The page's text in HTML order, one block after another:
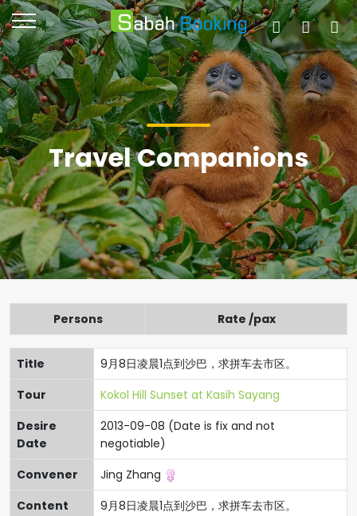
Travel Companions
Persons Rate /pax
Title
9月8日凌晨1点到沙巴，求拼车去市区。
Tour
Kokol Hill Sunset at Kasih Sayang
Desire
Date
2013-09-08 (Date is fix and not
negotiable)
Convener
Jing Zhang
Content
9月8日凌晨1点到沙巴，求拼车去市区。